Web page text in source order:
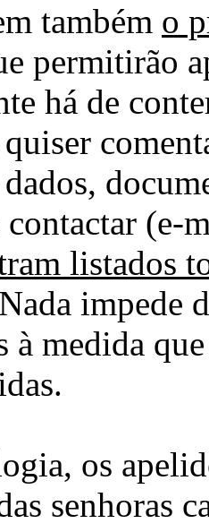
também o
permitirão
há de
(e-
listados
impede
à medida
os
senhoras